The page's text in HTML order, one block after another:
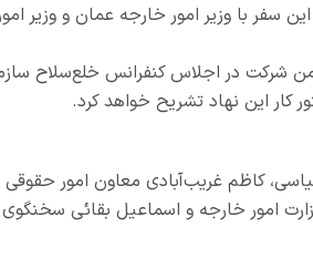
سفر با وزیر امور خارجه عمان و وزیر
شرکت در اجلاس کنفرانس خلع‌سلاح
کار این نهاد تشریح خواهد کرد.
کاظم غریب‌آبادی معاون امور حقوقی و
امور خارجه و اسماعیل بقائی